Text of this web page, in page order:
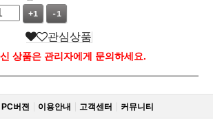
+1 -1
관심상품
상품은 관리자에게 문의하세요.
PC버젼 이용안내 고객센터 커뮤니티